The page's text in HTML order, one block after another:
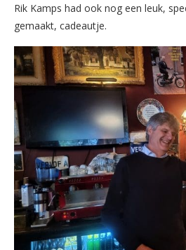
Rik Kamps had ook nog een leuk,
gemaakt, cadeautje.